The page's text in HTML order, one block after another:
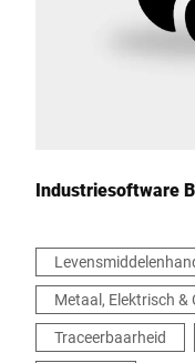
Ik bevestig hierbij dat
gegevens om dit
vinden in deVerklaring
Industriesoftware
Metaal, Elektrisch &
Traceerbaarheid